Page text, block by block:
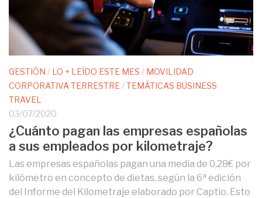
GESTIÓN / LO + LEÍDO ESTE MES / MOVILIDAD
CORPORATIVA TERRESTRE /TEMÁTICAS BUSINESS
TRAVEL
03/07/2020
¿Cuánto pagan las empresas españolas
a sus empleados por kilometraje?
Las empresas españolas pagan una media de 0,28€ por
kilómetro en concepto de dietas, según la 6ª edición
del Informe del Kilometraje elaborado por Captio. Esto